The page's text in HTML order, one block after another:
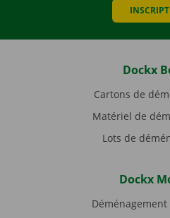
Dockx
Cartons de
Matériel de
Lots de
Dockx